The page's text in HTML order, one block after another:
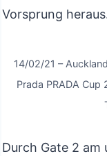
Vorsprung
14/02/21 –
Prada PRADA Cup
Durch Gate 2 am